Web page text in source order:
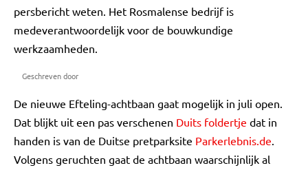
persbericht weten. Het Rosmalense bedrijf is
medeverantwoordelijk voor de bouwkundige
werkzaamheden.
Geschreven door
De nieuwe Efteling-achtbaan gaat mogelijk in juli open.
Dat blijkt uit een pas verschenen Duits foldertje dat in
handen is van de Duitse pretparksite Parkerlebnis.de.
Volgens geruchten gaat de achtbaan waarschijnlijk al